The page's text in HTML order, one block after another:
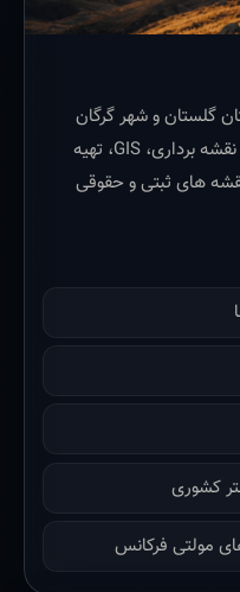
از سال ۱۳۸۹ در استان گلستان و شهر گرگان
فعالیت خود را آغاز کرده و در حوزه های نقشه برداری، GIS، تهیه
های ثبتی و حقوقی
کشوری